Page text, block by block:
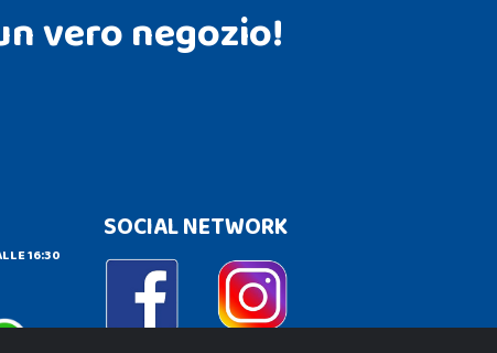
vero negozio!
16:30
SOCIAL NETWORK